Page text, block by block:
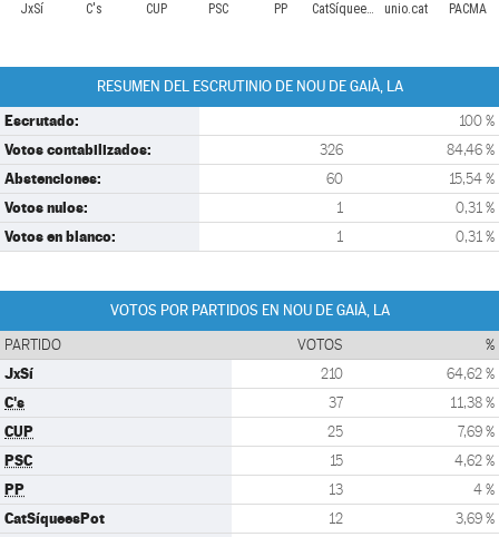
JxSí C's CUP PSC PP CatSíqueesPot unio.cat PACMA
RESUMEN DEL ESCRUTINIO DE NOU DE GAIÀ, LA
Escrutado: 100 %
Votos contabilizados: 326 84,46 %
Abstenciones: 60 15,54 %
Votos nulos: 1 0,31 %
Votos en blanco: 1 0,31 %
VOTOS POR PARTIDOS EN NOU DE GAIÀ, LA
PARTIDO VOTOS %
JxSí 210 64,62 %
C's 37 11,38 %
CUP 25 7,69 %
PSC 15 4,62 %
PP 13 4 %
CatSíqueesPot 12 3,69 %